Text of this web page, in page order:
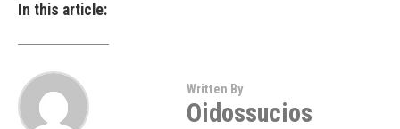
In this article:
Written By
Oidossucios